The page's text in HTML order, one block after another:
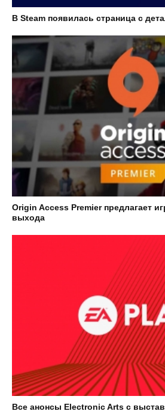
В Steam появилась страница с
Origin Access Premier предлагает
выхода
Все анонсы Electronic Arts с